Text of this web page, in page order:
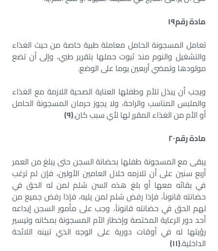
مادة رقم١٩
تعامل المسجونة الحامل معاملة طبية خاصة من حيث الغذاء
والتشغيل والنوم منذ ثبوت حملها بتقرير طبي، وإلى أن تضع
مولودها وتمضي أربعين يوما على الوضع.
ويجب أن يبذل للأم وطفلها العناية الصحية اللازمة مع الغذاء
والملبس المناسب والراحة، ولا يجوز حرمان المسجونة الحامل
أو الأم من الغذاء المقرر لها لأي سبب كان.(٩)
مادة رقم٢٠
يبقى مع المسجونة طفلها بحضانة السجن حتى يبلغ من العمر
أربع سنين على أن تلازمه خلال العامين الأولين، فإن لم ترغب
في بقائه معها أو بلغ هذه السن سُلم لمن له الحق في
حضانته قانوناً، فإذا رفض سُلم لمن يليه، فإذا رفض جميع من
لهم الحق في حضانته قانوناً، وجب على مأمور السجن إيداعه
أحد دور الرعاية المختصة وإخطار الأم المسجونة بمكانه وتيسير
رؤيتها له في أوقات دورية على الوجه الذي تبينه اللائحة
الداخلية.(١١)